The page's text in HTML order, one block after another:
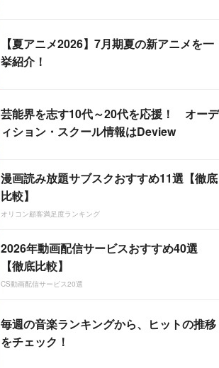
【夏アニメ2026】7月期夏の新アニメを一
挙紹介！
芸能界を志す10代～20代を応援！ オーデ
ィション・スクール情報はDeview
漫画読み放題サブスクおすすめ11選【徹底
比較】
オリコン顧客満足度ランキング
2026年動画配信サービスおすすめ40選
【徹底比較】
CS動画配信サービス20選
毎週の音楽ランキングから、ヒットの推移
をチェック！